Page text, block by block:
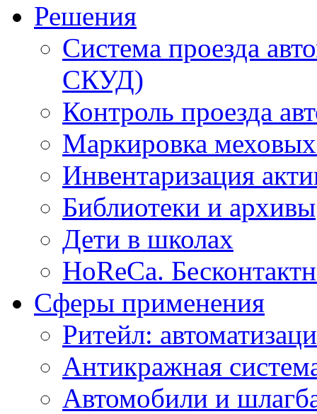
Решения
Система проезда
СКУД)
Контроль проезда
Маркировка
Инвентаризация
Библиотеки и архивы
Дети в школах
HoReCa.
Сферы применения
Ритейл:
Антикражная
Автомобили и